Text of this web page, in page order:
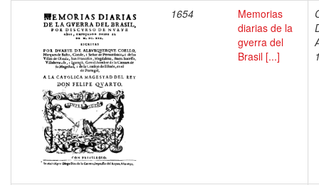
1654
Memorias
diarias de la
gverra del
Brasil [...]